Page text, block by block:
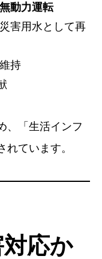
動力運転
害用水として再
持
、「生活インフ
ています。
応か